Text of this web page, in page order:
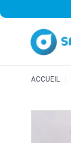
ACCUEIL